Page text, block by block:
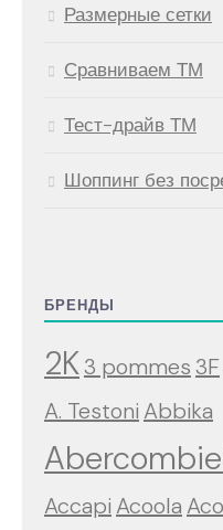
Размерные сетки
Сравниваем ТМ
Тест-драйв ТМ
Шоппинг без
БРЕНДЫ
2K3 pommes3F
A. Testoni Abbika
Accapi Acoola